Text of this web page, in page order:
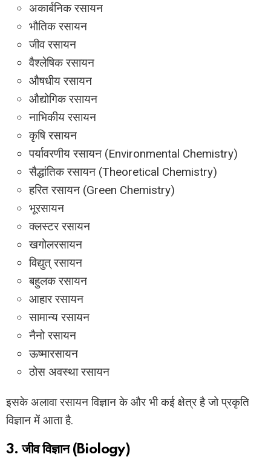
अकार्बनिक रसायन
भौतिक रसायन
जीव रसायन
वैश्लेषिक रसायन
औषधीय रसायन
औद्योगिक रसायन
नाभिकीय रसायन
कृषि रसायन
पर्यावरणीय रसायन (Environmental Chemistry)
सैद्धांतिक रसायन (Theoretical Chemistry)
हरित रसायन (Green Chemistry)
भूरसायन
क्लस्टर रसायन
खगोलरसायन
विद्युत् रसायन
बहुलक रसायन
आहार रसायन
सामान्य रसायन
नैनो रसायन
ऊष्मारसायन
ठोस अवस्था रसायन
इसके अलावा रसायन विज्ञान के और भी कई क्षेत्र है जो प्रकृति
विज्ञान में आता है.
3. जीव विज्ञान (Biology)